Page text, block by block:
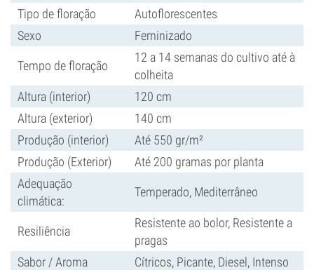
Tipo de floração
Autoflorescentes
Sexo
Feminizado
Tempo de floração
12 a 14 semanas do cultivo até à
colheita
Altura (interior)
120 cm
Altura (exterior)
140 cm
Produção (interior)
Até 550 gr/m²
Produção (Exterior)
Até 200 gramas por planta
Adequação
climática:
Temperado, Mediterrâneo
Resiliência
Resistente ao bolor, Resistente a
pragas
Sabor / Aroma
Cítricos, Picante, Diesel, Intenso